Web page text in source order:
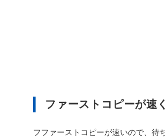
ファーストコピーが速
フファーストコピーが速いので、待